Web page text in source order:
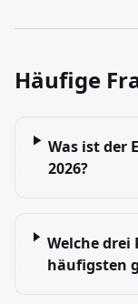
Häufige
Was ist der
2026?
Welche drei
häufigsten